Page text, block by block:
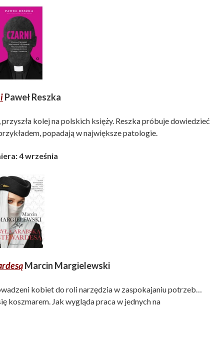
Paweł Reszka
kolej na polskich księży. Reszka próbuje dowiedzieć
popadają w największe patologie.
4 września
Marcin Margielewski
kobiet do roli narzędzia w zaspokajaniu potrzeb…
koszmarem. Jak wygląda praca w jednych na